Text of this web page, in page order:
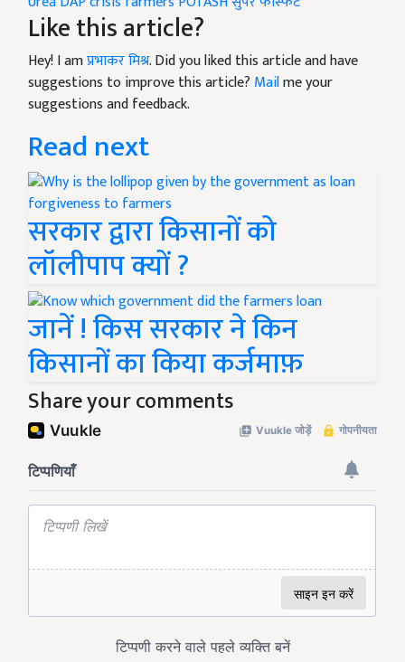
Like this article?
Hey! I amप्रभाकर मिश्र. Did you liked this article and have
suggestions to improve this article? Mailme your
suggestions and feedback.
Read next
सरकार द्वारा किसानों को
लॉलीपाप क्यों ?
जानें ! किस सरकार ने किन
किसानों का किया कर्जमाफ़
Share your comments